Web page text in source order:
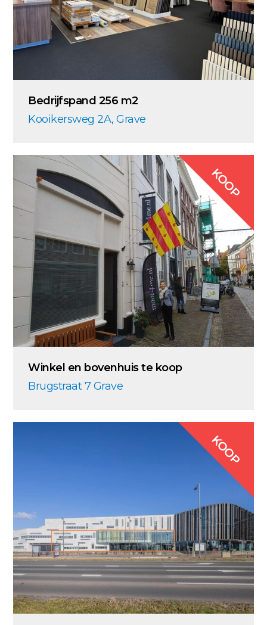
Bedrijfspand 256 m2
Kooikersweg 2A, Grave
Winkel en bovenhuis te koop
Brugstraat 7 Grave
KOOP
KOOP